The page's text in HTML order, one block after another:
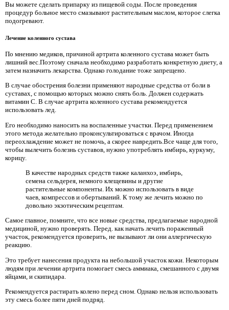
Вы можете сделать припарку из пищевой соды. После проведения
процедур больное место смазывают растительным маслом, которое слегка
подогревают.
Лечение коленного сустава
По мнению медиков, причиной артрита коленного сустава может быть
лишний вес.Поэтому сначала необходимо разработать конкретную диету, а
затем назначить лекарства. Однако голодание тоже запрещено.
В случае обострения болезни применяют народные средства от боли в
суставах, с помощью которых можно снять боль. Должен содержать
витамин С. В случае артрита коленного сустава рекомендуется
использовать лед.
Его необходимо наносить на воспаленные участки. Перед применением
этого метода желательно проконсультироваться с врачом. Иногда
переохлаждение может не помочь, а скорее навредить.Все чаще для того,
чтобы вылечить болезнь суставов, нужно употреблять имбирь, куркуму,
корицу.
В качестве народных средств также каланхоэ, имбирь,
семена сельдерея, немного клещевины и другие
растительные компоненты. Их можно использовать в виде
чаев, компрессов и обертываний. К тому же лечить можно по
довольно экзотическим рецептам.
Самое главное, помните, что все новые средства, предлагаемые народной
медициной, нужно проверять. Перед. как начать лечить пораженный
участок, рекомендуется проверить, не вызывают ли они аллергическую
реакцию.
Это требует нанесения продукта на небольшой участок кожи. Некоторым
людям при лечении артрита помогает смесь аммиака, смешанного с двумя
яйцами, и скипидара.
Рекомендуется растирать колено перед сном. Однако нельзя использовать
эту смесь более пяти дней подряд.